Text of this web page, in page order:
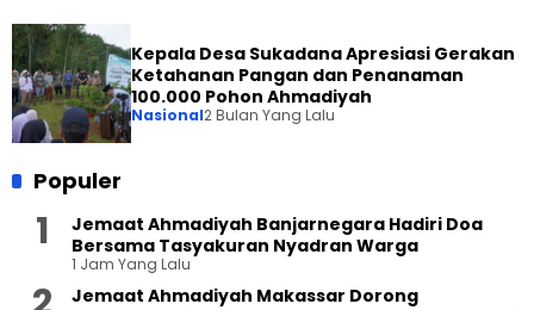
Kepala Desa Sukadana Apresiasi Gerakan
Ketahanan Pangan dan Penanaman
100.000 Pohon Ahmadiyah
Nasional2 Bulan Yang Lalu
Populer
Jemaat Ahmadiyah Banjarnegara Hadiri Doa
Bersama Tasyakuran Nyadran Warga
1 Jam Yang Lalu
Jemaat Ahmadiyah Makassar Dorong